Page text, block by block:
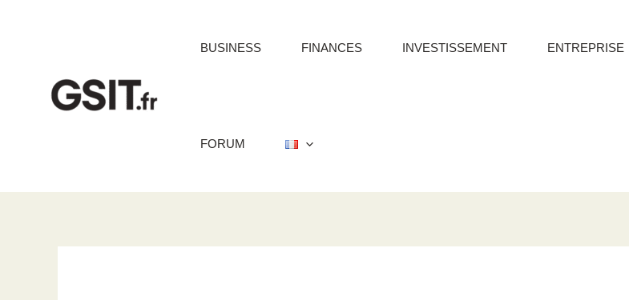
BUSINESS FINANCES INVESTISSEMENT ENTREPRISE
FORUM